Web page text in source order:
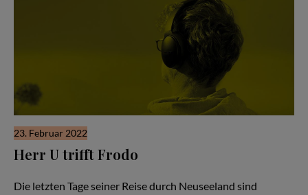
23. Februar 2022
Herr U trifft Frodo
Die letzten Tage seiner Reise durch Neuseeland sind